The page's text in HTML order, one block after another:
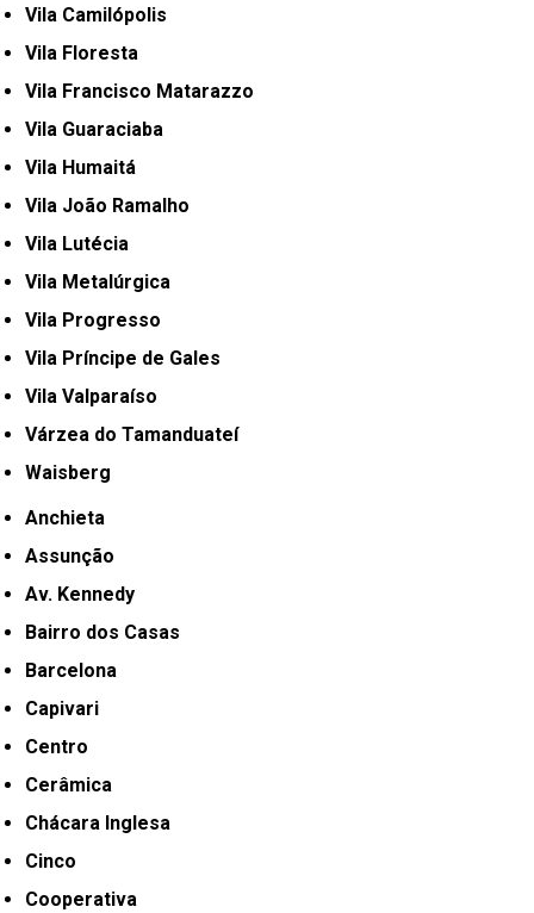
Vila Camilópolis
Vila Floresta
Vila Francisco Matarazzo
Vila Guaraciaba
Vila Humaitá
Vila João Ramalho
Vila Lutécia
Vila Metalúrgica
Vila Progresso
Vila Príncipe de Gales
Vila Valparaíso
Várzea do Tamanduateí
Waisberg
Anchieta
Assunção
Av. Kennedy
Bairro dos Casas
Barcelona
Capivari
Centro
Cerâmica
Chácara Inglesa
Cinco
Cooperativa